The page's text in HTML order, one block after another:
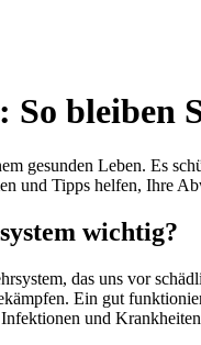
bleiben
gesunden Leben. Es
und Tipps helfen, Ihre
wichtig?
das uns vor
Ein gut
und